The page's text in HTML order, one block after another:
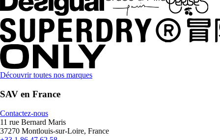
Découvrir toutes nos marques
SAV en France
Contactez-nous
11 rue Bernard Maris
37270 Montlouis-sur-Loire, France